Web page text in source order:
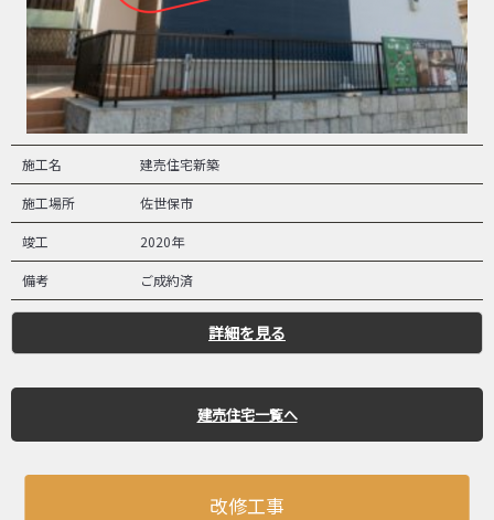
施工名 建売住宅新築
施工場所 佐世保市
竣工 2020年
備考 ご成約済
詳細を見る
建売住宅一覧へ
改修工事